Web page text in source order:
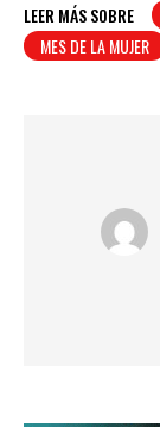
LEER MÁS SOBRE
MES DE LA MUJER